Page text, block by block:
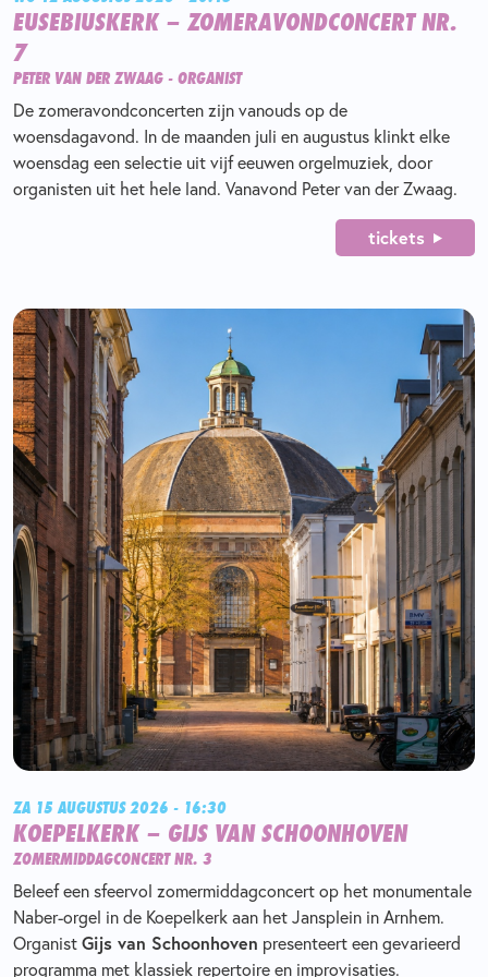
EUSEBIUSKERK – ZOMERAVONDCONCERT NR.
7
PETER VAN DER ZWAAG - ORGANIST
De zomeravondconcerten zijn vanouds op de
woensdagavond. In de maanden juli en augustus klinkt elke
woensdag een selectie uit vijf eeuwen orgelmuziek, door
organisten uit het hele land. Vanavond Peter van der Zwaag.
tickets
ZA 15 AUGUSTUS 2026 - 16:30
KOEPELKERK – GIJS VAN SCHOONHOVEN
ZOMERMIDDAGCONCERT NR. 3
Beleef een sfeervol zomermiddagconcert op het monumentale
Naber-orgel in de Koepelkerk aan het Jansplein in Arnhem.
OrganistGijs van Schoonhoven presenteert een gevarieerd
programma met klassiek repertoire en improvisaties.